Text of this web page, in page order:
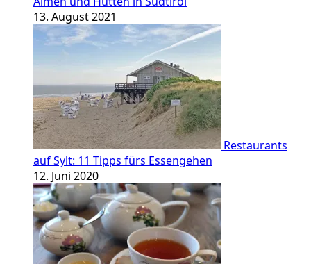
13. August 2021
Restaurants
auf Sylt: 11 Tipps fürs Essengehen
12. Juni 2020